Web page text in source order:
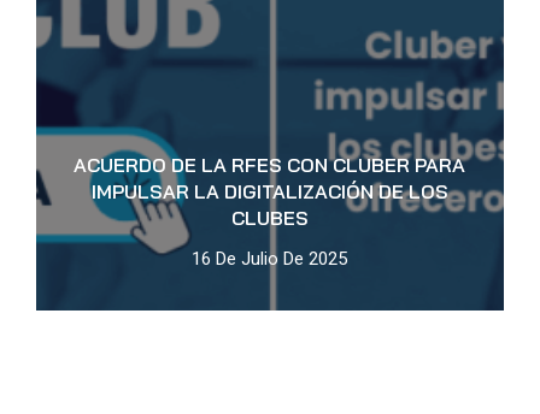
ACUERDO DE LA RFES CON CLUBER PARA
IMPULSAR LA DIGITALIZACIÓN DE LOS
CLUBES
16 De Julio De 2025